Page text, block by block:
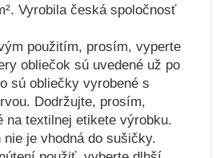
Vyrobila česká spoločnosť
použitím, prosím, vyperte
obliečok sú uvedené už po
sú obliečky vyrobené s
Dodržujte, prosím,
na textilnej etikete výrobku.
je vhodná do sušičky.